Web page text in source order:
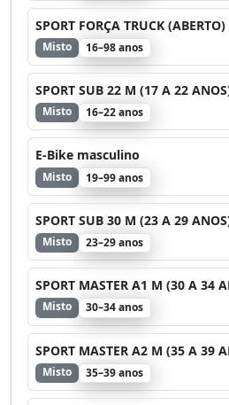
SPORT FORÇA TRUCK
Misto 16–98 anos
SPORT SUB 22 M (17 A 22
Misto 16–22 anos
E-Bike masculino
Misto 19–99 anos
SPORT SUB 30 M (23 A 29
Misto 23–29 anos
SPORT MASTER A1 M (30 A 34
Misto 30–34 anos
SPORT MASTER A2 M (35 A 39
Misto 35–39 anos